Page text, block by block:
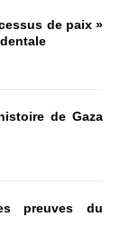
de paix »
de Gaza
preuves du